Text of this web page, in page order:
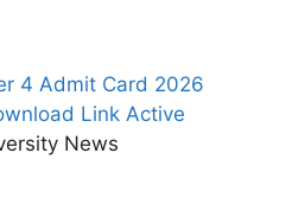
4 Admit Card 2026
Link Active
News